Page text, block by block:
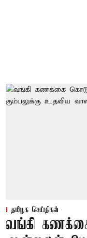
தமிழக செய்திகள்
வங்கி